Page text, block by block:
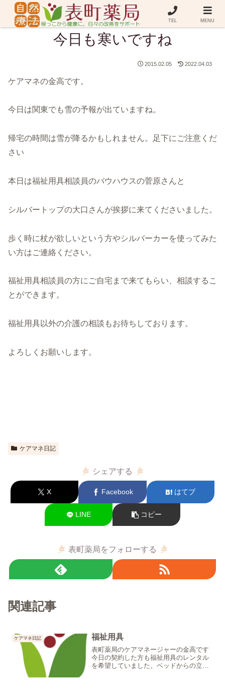
今日も寒いですね
2015.02.05 2022.04.03
ケアマネの金高です。
今日は関東でも雪の予報が出ていますね。
帰宅の時間は雪が降るかもしれません。足下にご注意くだ
さい
本日は福祉用具相談員のバウハウスの菅原さんと
シルバートップの大口さんが挨拶に来てくださいました。
歩く時に杖が欲しいという方やシルバーカーを使ってみた
い方はご連絡ください。
福祉用具相談員の方にご自宅まで来てもらい、相談するこ
とができます。
福祉用具以外の介護の相談もお待ちしております。
よろしくお願いします。
ケアマネ日記
シェアする
X Facebook はてブ
LINE コピー
表町薬局をフォローする
関連記事
ケアマネ日記 福祉用具
表町薬局のケアマネージャーの金高です
今日の契約した方も福祉用具のレンタル
を希望していました。ベッドからの立ち
TEL MENU